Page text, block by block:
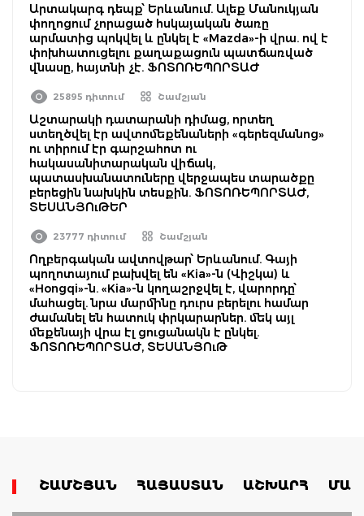
Արտակարգ դեպք՝ Երևանում. Ալեք Մանուկյան
փողոցում չորացած հսկայական ծառը
արմատից պոկվել և ընկել է «Mazda»-ի վրա. ով է
փոխհատուցելու քաղաքացուն պատճառված
վնասը, հայտնի չէ. ՖՈՏՈՌԵՊՈՐՏԱԺ
25895 դիտում Շամշյան
Աշտարակի դատարանի դիմաց, որտեղ
ստեղծվել էր ավտոմեքենաների «գերեզմանոց»
ու տիրում էր գարշահոտ ու
հակասանիտարական վիճակ,
պատասխանատուները վերջապես տարածքը
բերեցին նախկին տեսքին. ՖՈՏՈՌԵՊՈՐՏԱԺ,
ՏԵՍԱՆՅՈւԹԵՐ
23777 դիտում Շամշյան
Ողբերգական ավտովթար՝ Երևանում. Գայի
պողոտայում բախվել են «Kia»-ն (Վիշկա) և
«Hongqi»-ն. «Kia»-ն կողաշրջվել է, վարորդը՝
մահացել. նրա մարմինը դուրս բերելու համար
ժամանել են հատուկ փրկարարներ. մեկ այլ
մեքենայի վրա էլ ցուցանակն է ընկել.
ՖՈՏՈՌԵՊՈՐՏԱԺ, ՏԵՍԱՆՅՈւԹ
ՇԱՄՇՅԱՆ ՀԱՅԱՍՏԱՆ ԱՇԽԱՐՀ